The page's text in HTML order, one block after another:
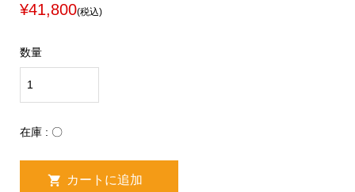
¥41,800(税込)
数量
在庫 : 〇